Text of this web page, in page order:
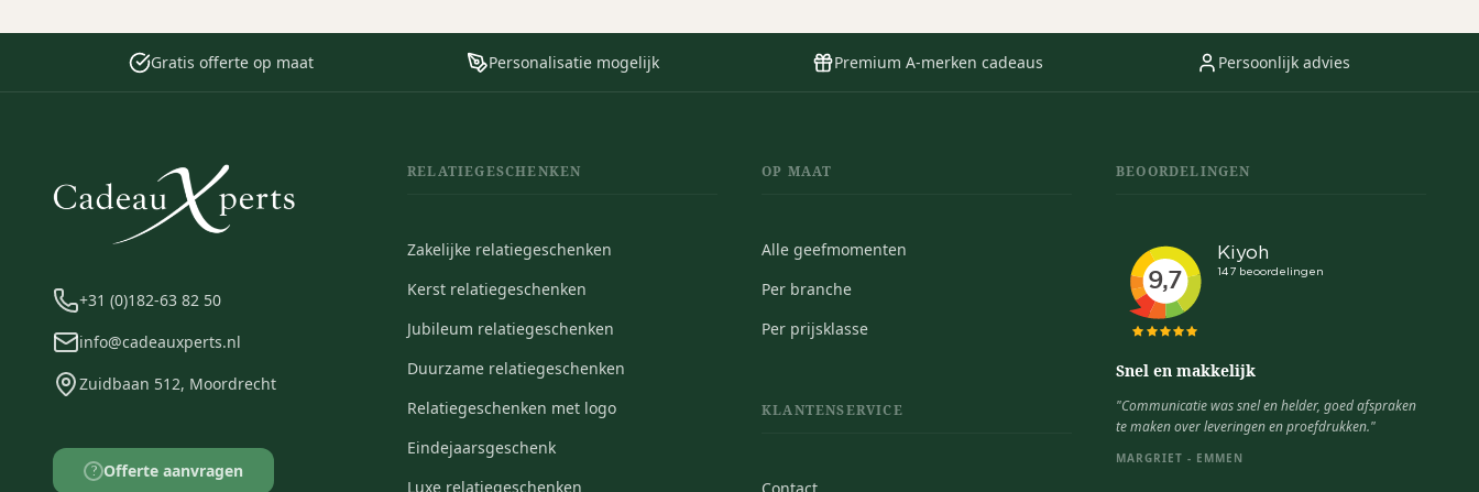
Gratis offerte op maat Personalisatie mogelijk Premium A-merken cadeaus Persoonlijk advies
+31 (0)182-63 82 50
info@cadeauxperts.nl
Zuidbaan 512, Moordrecht
? Offerte aanvragen
RELATIEGESCHENKEN
Zakelijke relatiegeschenken
Kerst relatiegeschenken
Jubileum relatiegeschenken
Duurzame relatiegeschenken
Relatiegeschenken met logo
Eindejaarsgeschenk
Luxe relatiegeschenken
OP MAAT
Alle geefmomenten
Per branche
Per prijsklasse
KLANTENSERVICE
BEOORDELINGEN
Snel en makkelijk
"Communicatie was snel en helder, goed afspraken
te maken over leveringen en proefdrukken."
MARGRIET - EMMEN